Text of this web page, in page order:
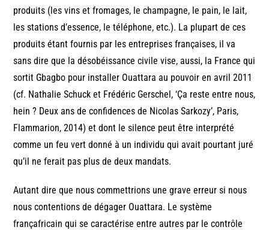
produits (les vins et fromages, le champagne, le pain, le lait,
les stations d’essence, le téléphone, etc.). La plupart de ces
produits étant fournis par les entreprises françaises, il va
sans dire que la désobéissance civile vise, aussi, la France qui
sortit Gbagbo pour installer Ouattara au pouvoir en avril 2011
(cf. Nathalie Schuck et Frédéric Gerschel, ‘Ça reste entre nous,
hein ? Deux ans de confidences de Nicolas Sarkozy’, Paris,
Flammarion, 2014) et dont le silence peut être interprété
comme un feu vert donné à un individu qui avait pourtant juré
qu’il ne ferait pas plus de deux mandats.
Autant dire que nous commettrions une grave erreur si nous
nous contentions de dégager Ouattara. Le système
françafricain qui se caractérise entre autres par le contrôle